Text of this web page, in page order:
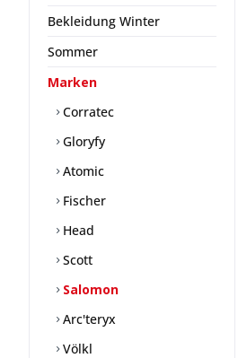
Bekleidung Winter
Sommer
Marken
Corratec
Gloryfy
Atomic
Fischer
Head
Scott
Salomon
Arc'teryx
Völkl